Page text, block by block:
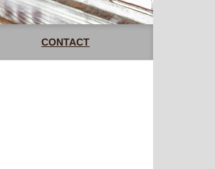
CONTACT